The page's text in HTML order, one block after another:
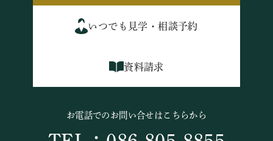
いつでも見学・相談予約
資料請求
お電話でのお問い合せはこちらから